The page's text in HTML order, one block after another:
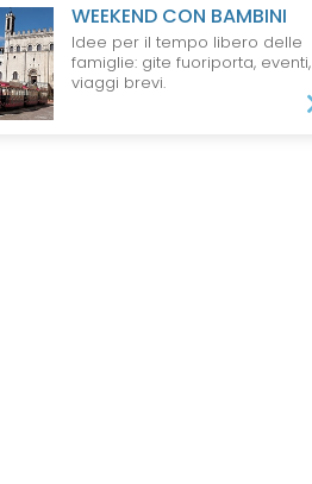
WEEKEND CON BAMBINI
Idee per il tempo libero delle
famiglie: gite fuoriporta, eventi,
viaggi brevi.